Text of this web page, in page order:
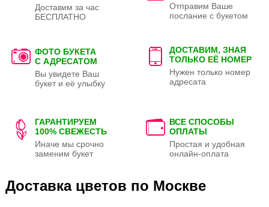
Доставим за час
БЕСПЛАТНО
Отправим Ваше
послание с букетом
ФОТО БУКЕТА
С АДРЕСАТОМ
Вы увидете Ваш
букет и её улыбку
ДОСТАВИМ, ЗНАЯ
ТОЛЬКО ЕЁ НОМЕР
Нужен только номер
адресата
ГАРАНТИРУЕМ
100% СВЕЖЕСТЬ
Иначе мы срочно
заменим букет
ВСЕ СПОСОБЫ
ОПЛАТЫ
Простая и удобная
онлайн-оплата
Доставка цветов по Москве